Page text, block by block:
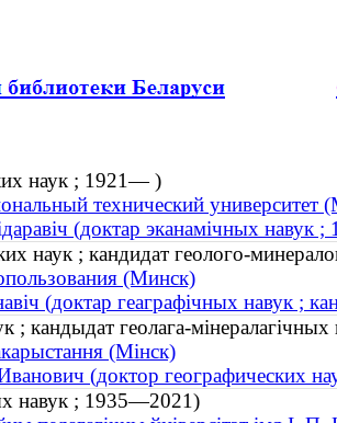
наук ; 1921— )
технический
(доктар эканамічных навук
наук ; кандидат геолого-
(Минск)
(доктар геаграфічных навук ;
; кандыдат геолага-
(Мінск)
(доктор географических
навук ; 1935—2021)